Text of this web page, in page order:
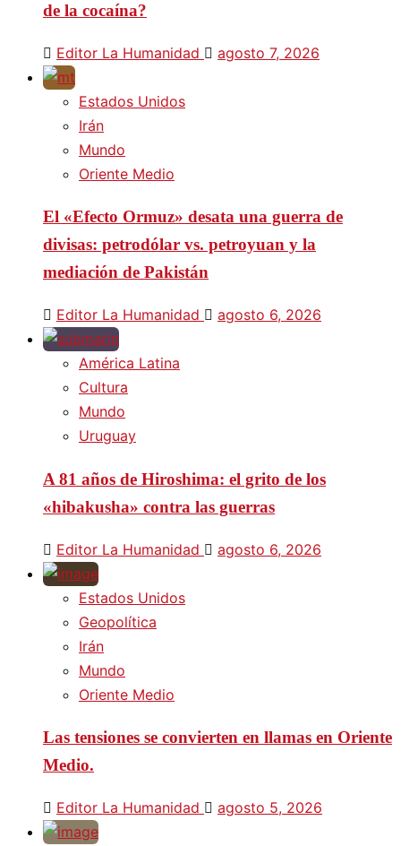
de la cocaína?
Editor La Humanidad agosto 7, 2026
Estados Unidos
Irán
Mundo
Oriente Medio
El «Efecto Ormuz» desata una guerra de
divisas: petrodólar vs. petroyuan y la
mediación de Pakistán
Editor La Humanidad agosto 6, 2026
América Latina
Cultura
Mundo
Uruguay
A 81 años de Hiroshima: el grito de los
«hibakusha» contra las guerras
Editor La Humanidad agosto 6, 2026
Estados Unidos
Geopolítica
Irán
Mundo
Oriente Medio
Las tensiones se convierten en llamas en Oriente
Medio.
Editor La Humanidad agosto 5, 2026